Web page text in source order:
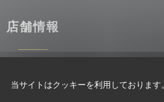
当サイトはクッキーを利用しておりま
店舗情報
伝統料理, ベルギーの